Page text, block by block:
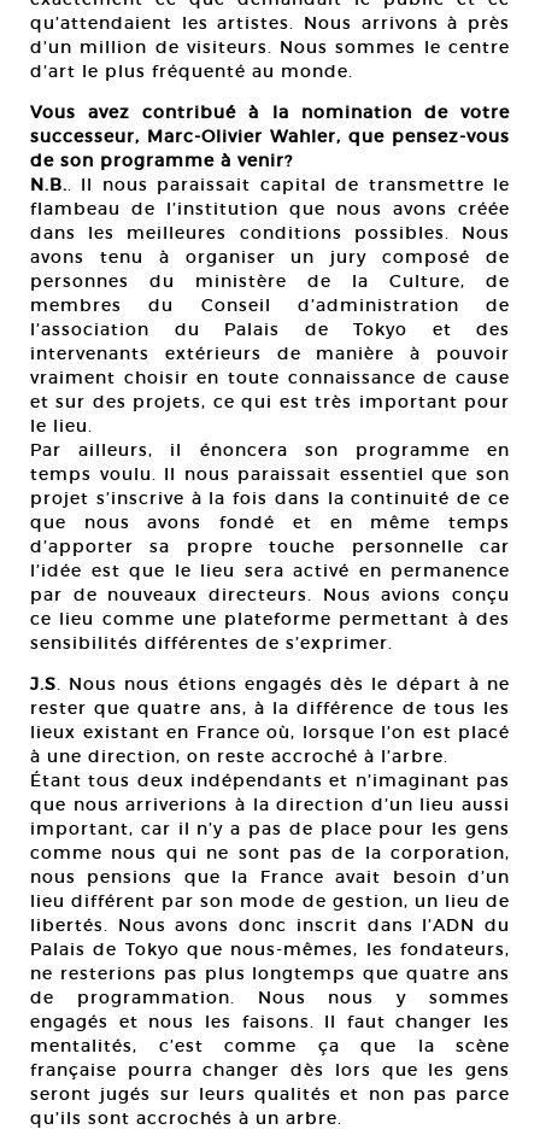
qu’attendaient les artistes. Nous arrivons à près
d’un million de visiteurs. Nous sommes le centre
d’art le plus fréquenté au monde.
Vous avez contribué à la nomination de votre
successeur, Marc-Olivier Wahler, que pensez-vous
de son programme à venir?
N.B.. Il nous paraissait capital de transmettre le
flambeau de l’institution que nous avons créée
dans les meilleures conditions possibles. Nous
avons tenu à organiser un jury composé de
personnes du ministère de la Culture, de
membres du Conseil d’administration de
l’association du Palais de Tokyo et des
intervenants extérieurs de manière à pouvoir
vraiment choisir en toute connaissance de cause
et sur des projets, ce qui est très important pour
le lieu.
Par ailleurs, il énoncera son programme en
temps voulu. Il nous paraissait essentiel que son
projet s’inscrive à la fois dans la continuité de ce
que nous avons fondé et en même temps
d’apporter sa propre touche personnelle car
l’idée est que le lieu sera activé en permanence
par de nouveaux directeurs. Nous avions conçu
ce lieu comme une plateforme permettant à des
sensibilités différentes de s’exprimer.
J.S. Nous nous étions engagés dès le départ à ne
rester que quatre ans, à la différence de tous les
lieux existant en France où, lorsque l’on est placé
à une direction, on reste accroché à l’arbre.
Étant tous deux indépendants et n’imaginant pas
que nous arriverions à la direction d’un lieu aussi
important, car il n’y a pas de place pour les gens
comme nous qui ne sont pas de la corporation,
nous pensions que la France avait besoin d’un
lieu différent par son mode de gestion, un lieu de
libertés. Nous avons donc inscrit dans l’ADN du
Palais de Tokyo que nous-mêmes, les fondateurs,
ne resterions pas plus longtemps que quatre ans
de programmation. Nous nous y sommes
engagés et nous les faisons. Il faut changer les
mentalités, c’est comme ça que la scène
française pourra changer dès lors que les gens
seront jugés sur leurs qualités et non pas parce
qu’ils sont accrochés à un arbre.